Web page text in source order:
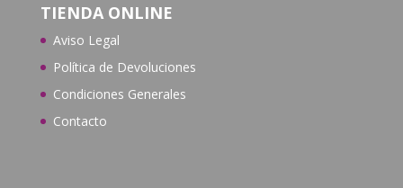
TIENDA ONLINE
Aviso Legal
Política de Devoluciones
Condiciones Generales
Contacto